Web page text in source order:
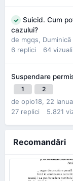
Suicid. Cum
cazului?
de mgqs, Duminică
6 replici 64
Suspendare
1 2
de opio18, 22
27 replici 5.821
Recomandări